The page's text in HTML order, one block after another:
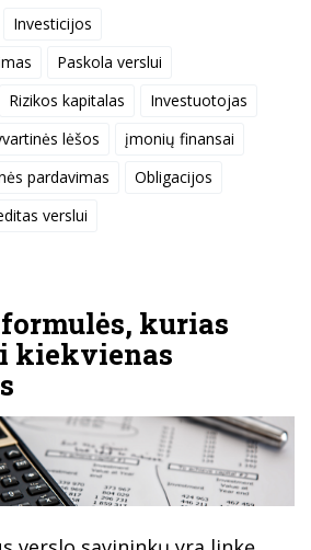
kurias
kiekvienas
Investicijos
Paskola verslui
Rizikos kapitalas
Investuotojas
lėšos
įmonių finansai
pardavimas
Obligacijos
verslui